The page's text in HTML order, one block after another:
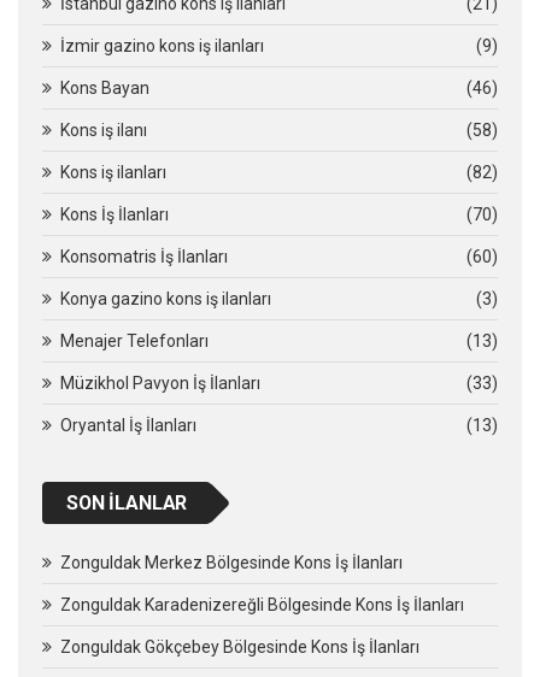
İzmir gazino kons iş ilanları (9)
Kons Bayan (46)
Kons iş ilanı (58)
Kons iş ilanları (82)
Kons İş İlanları (70)
Konsomatris İş İlanları (60)
Konya gazino kons iş ilanları (3)
Menajer Telefonları (13)
Müzikhol Pavyon İş İlanları (33)
Oryantal İş İlanları (13)
SON İLANLAR
Zonguldak Merkez Bölgesinde Kons İş İlanları
Zonguldak Karadenizereğli Bölgesinde Kons İş İlanları
Zonguldak Gökçebey Bölgesinde Kons İş İlanları